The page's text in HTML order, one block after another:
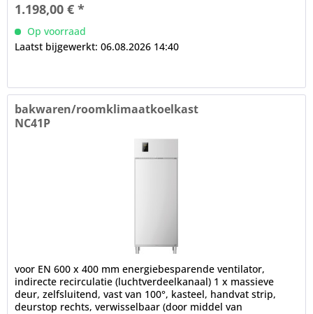
1.198,00 € *
Op voorraad
Laatst bijgewerkt: 06.08.2026 14:40
bakwaren/roomklimaatkoelkast
NC41P
voor EN 600 x 400 mm energiebesparende ventilator,
indirecte recirculatie (luchtverdeelkanaal) 1 x massieve
deur, zelfsluitend, vast van 100°, kasteel, handvat strip,
deurstop rechts, verwisselbaar (door middel van